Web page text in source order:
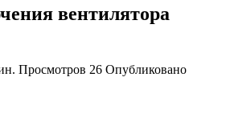
вентилятора
Просмотров 26 Опубликовано